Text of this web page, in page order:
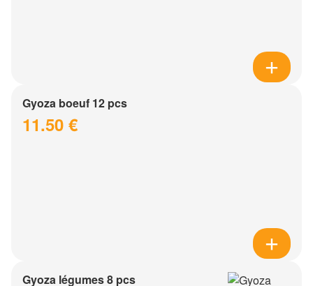
Gyoza boeuf 12 pcs
11.50 €
Gyoza légumes 8 pcs